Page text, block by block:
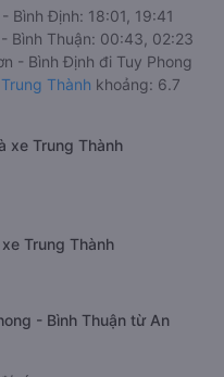
Bình Định: 18:01, 19:41
Bình Thuận: 00:43, 02:23
- Bình Định đi Tuy Phong
Trung Thành khoảng: 6.7
xe Trung Thành
Trung Thành
- Bình Thuận từ An